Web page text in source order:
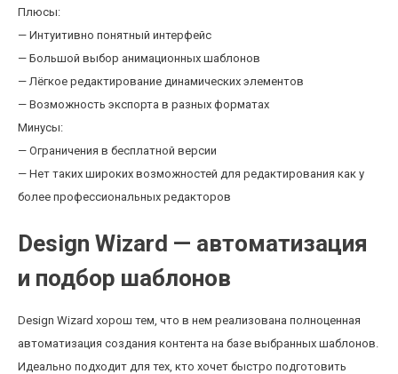
Плюсы:
— Интуитивно понятный интерфейс
— Большой выбор анимационных шаблонов
— Лёгкое редактирование динамических элементов
— Возможность экспорта в разных форматах
Минусы:
— Ограничения в бесплатной версии
— Нет таких широких возможностей для редактирования как у
более профессиональных редакторов
Design Wizard — автоматизация
и подбор шаблонов
Design Wizard хорош тем, что в нем реализована полноценная
автоматизация создания контента на базе выбранных шаблонов.
Идеально подходит для тех, кто хочет быстро подготовить